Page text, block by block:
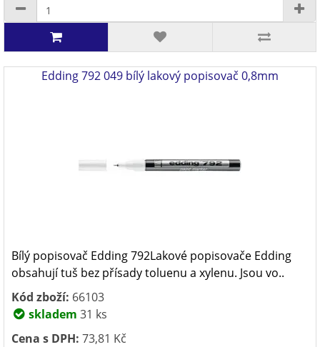
Edding 792 049 bílý lakový popisovač 0,8mm
Bílý popisovač Edding 792Lakové popisovače Edding
obsahují tuš bez přísady toluenu a xylenu. Jsou vo..
Kód zboží: 66103
skladem 31 ks
Cena s DPH: 73,81 Kč